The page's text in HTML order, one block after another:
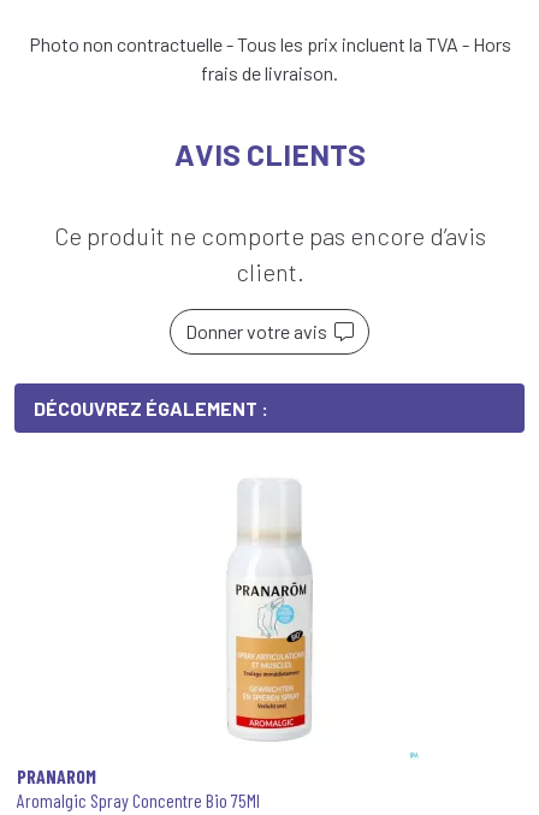
Photo non contractuelle - Tous les prix incluent la TVA - Hors
frais de livraison.
AVIS CLIENTS
Ce produit ne comporte pas encore d’avis
client.
Donner votre avis
DÉCOUVREZ ÉGALEMENT :
PRANAROM
Aromalgic Spray Concentre Bio 75Ml